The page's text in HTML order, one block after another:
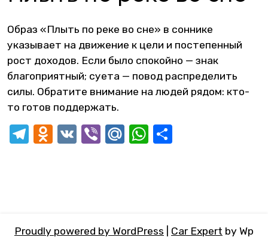
Образ «Плыть по реке во сне» в соннике
указывает на движение к цели и постепенный
рост доходов. Если было спокойно — знак
благоприятный; суета — повод распределить
силы. Обратите внимание на людей рядом: кто-
то готов поддержать.
Telegram
Odnoklassniki
VK ViberMail.RuWhatsApp
Proudly powered by WordPress Car Expert by Wp